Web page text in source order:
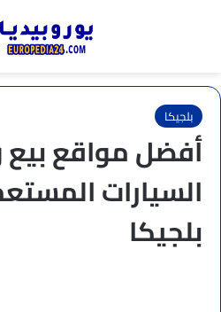
بلجيكا
أفضل مواقع بيع
السيارات
بلجيكا